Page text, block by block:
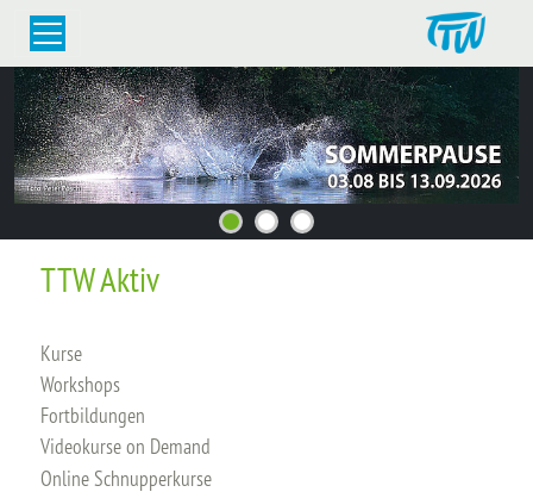
TTW Aktiv
Kurse
Workshops
Fortbildungen
Videokurse on Demand
Online Schnupperkurse